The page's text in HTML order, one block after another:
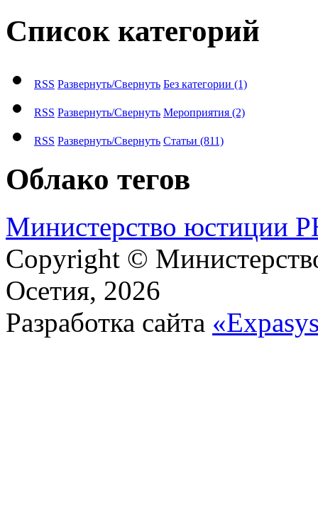
Список категорий
RSS Развернуть/Свернуть Без категории (1)
RSS Развернуть/Свернуть Мероприятия (2)
RSS Развернуть/Свернуть Статьи (811)
Облако тегов
М​и​н​и​с​т​е​р​с​т​в​о​ ​ю​с​т​и​ц​и​и​
Copyright ©
Осетия, 2026
Разработка сайта